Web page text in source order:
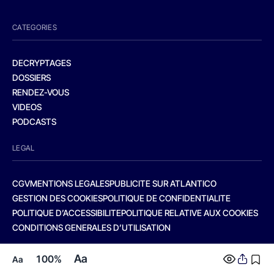
Aa 100% Aa
CATEGORIES
DECRYPTAGES
DOSSIERS
RENDEZ-VOUS
VIDEOS
PODCASTS
LEGAL
CGVMENTIONS LEGALESPUBLICITE SUR ATLANTICO
GESTION DES COOKIESPOLITIQUE DE CONFIDENTIALITE
POLITIQUE D’ACCESSIBILITEPOLITIQUE RELATIVE AUX COOKIES
CONDITIONS GENERALES D’UTILISATION